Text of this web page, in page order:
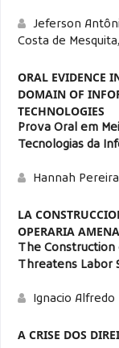
Jeferson
Costa de
ORAL EVIDENCE
DOMAIN OF
TECHNOLOGIES
Prova Oral em
Tecnologias da
Hannah
LA
OPERARIA
The
Threatens Labor
Ignacio
A CRISE DOS